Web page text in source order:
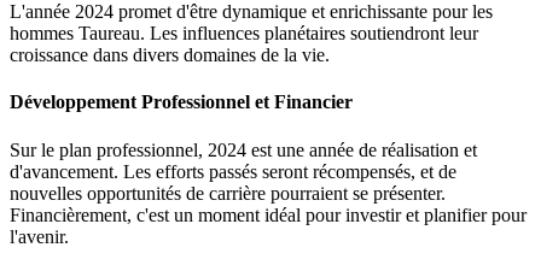
L'année 2024 promet d'être dynamique et enrichissante pour les
hommes Taureau. Les influences planétaires soutiendront leur
croissance dans divers domaines de la vie.
Développement Professionnel et Financier
Sur le plan professionnel, 2024 est une année de réalisation et
d'avancement. Les efforts passés seront récompensés, et de
nouvelles opportunités de carrière pourraient se présenter.
Financièrement, c'est un moment idéal pour investir et planifier pour
l'avenir.